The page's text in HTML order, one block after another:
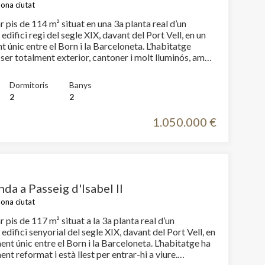
visita i
habitatge excepcional al cor de Barcelona.
més representatius i cotitzats del front marítim de
nosaltres per
teva visita!
ciutat
pis de 114 m² situat en una 3a planta real d’un
regi del segle XIX, davant del Port Vell, en un
entre el Born i la Barceloneta. L’habitatge
totalment exterior, cantoner i molt lluminós, amb
Montjuïc i el Tibidabo. Distribució: 2
àmplies, totes dues amb armaris. 2 banys
de bugaderia independent. Cuina office acabada
Gran saló-menjador, lluminós i amb vistes diàfanes.
i gres als banys. Tancaments de doble vidre.
i una
amb: Piscina. Àrea chill-out. Solàrium.
conjunt urbà del Portal del Mar i el Pla de Palau,
més representatius i cotitzats del front marítim de
caràcter històric. No dubtis a contactar amb
Dormitoris
2
Banys
2
1.050.000 €
a Passeig d'Isabel II
ciutat
pis de 117 m² situat a la 3a planta real d’un
senyorial del segle XIX, davant del Port Vell, en
entre el Born i la Barceloneta. L’habitatge ha
reformat i està llest per entrar-hi a viure.